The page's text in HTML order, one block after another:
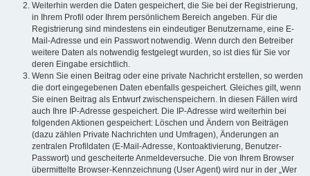
Weiterhin werden die Daten gespeichert, die Sie bei der Registrierung,
in Ihrem Profil oder Ihrem persönlichem Bereich angeben. Für die
Registrierung sind mindestens ein eindeutiger Benutzername, eine E-
Mail-Adresse und ein Passwort notwendig. Wenn durch den Betreiber
weitere Daten als notwendig festgelegt wurden, so ist dies für Sie vor
deren Eingabe ersichtlich.
Wenn Sie einen Beitrag oder eine private Nachricht erstellen, so werden
die dort eingegebenen Daten ebenfalls gespeichert. Gleiches gilt, wenn
Sie einen Beitrag als Entwurf zwischenspeichern. In diesen Fällen wird
auch Ihre IP-Adresse gespeichert. Die IP-Adresse wird weiterhin bei
folgenden Aktionen gespeichert: Löschen und Ändern von Beiträgen
(dazu zählen Private Nachrichten und Umfragen), Änderungen an
zentralen Profildaten (E-Mail-Adresse, Kontoaktivierung, Benutzer-
Passwort) und gescheiterte Anmeldeversuche. Die von Ihrem Browser
übermittelte Browser-Kennzeichnung (User Agent) wird nur in der „Wer